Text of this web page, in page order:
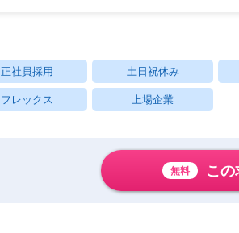
正社員採用 土日祝休み
フレックス 上場企業
無料 この